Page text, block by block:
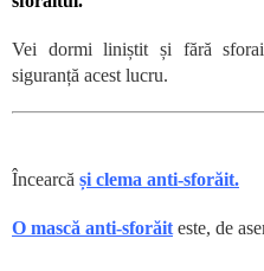
Vei dormi liniștit și fără
siguranță acest lucru.
Încearcă și clema anti-sforăit.
O mască anti-sforăit este, de